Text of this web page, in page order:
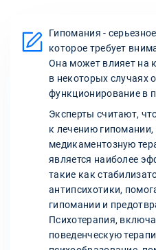
Гипомания - серьезное
которое требует
Она может влияет на
в некоторых случаях
функционирование в
Эксперты считают,
к лечению
медикаментозную
является наиболее
такие как
антипсихотики,
гипомании и
Психотерапия,
поведенческую